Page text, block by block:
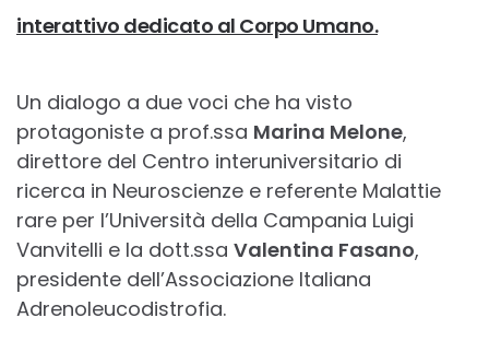
interattivo dedicato al Corpo Umano.
Un dialogo a due voci che ha visto
protagoniste a prof.ssa Marina Melone,
direttore del Centro interuniversitario di
ricerca in Neuroscienze e referente Malattie
rare per l’Università della Campania Luigi
Vanvitelli e la dott.ssa Valentina Fasano,
presidente dell’Associazione Italiana
Adrenoleucodistrofia.